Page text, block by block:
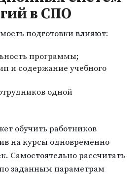
в СПО
подготовки влияют:
программы;
и содержание учебного
одной
обучить работников
на курсы одновременно
Самостоятельно рассчитать
заданным параметрам